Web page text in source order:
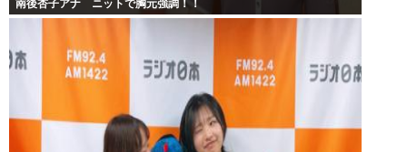
南後杏子アナ ニットで胸元強調！！